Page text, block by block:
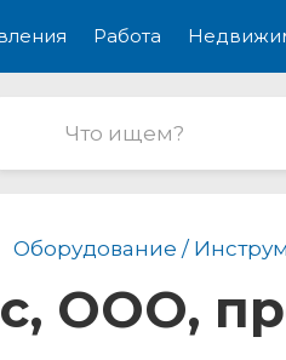
Работа
Оборудование /
ООО,